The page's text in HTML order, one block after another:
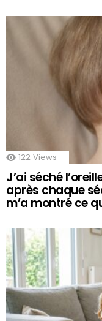
122 Views
J’ai séché
après chaque
m’a montré ce